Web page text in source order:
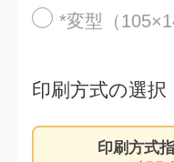
*変型（
印刷方式の選択
印刷方式